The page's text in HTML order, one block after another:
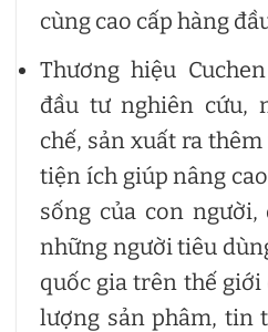
cùng cao cấp hàng
Thương hiệu
đầu tư nghiên cứu,
chế, sản xuất ra
tiện ích giúp nâng
sống của con
những người tiêu
quốc gia trên thế giới
lượng sản phâm, tin